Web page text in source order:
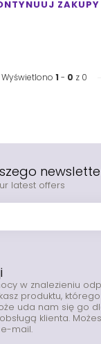
ZAKUPY
Wyświetlono 1 - 0 z 0
w znalezieniu
produktu,
uda nam się go
klienta.
mail.
latest offers